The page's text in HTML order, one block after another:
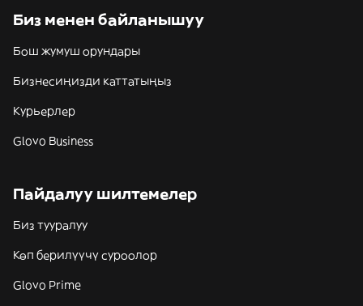
Биз менен байланышуу
Бош жумуш орундары
Бизнесиңизди каттатыңыз
Курьерлер
Glovo Business
Пайдалуу шилтемелер
Биз тууралуу
Көп берилүүчү суроолор
Glovo Prime